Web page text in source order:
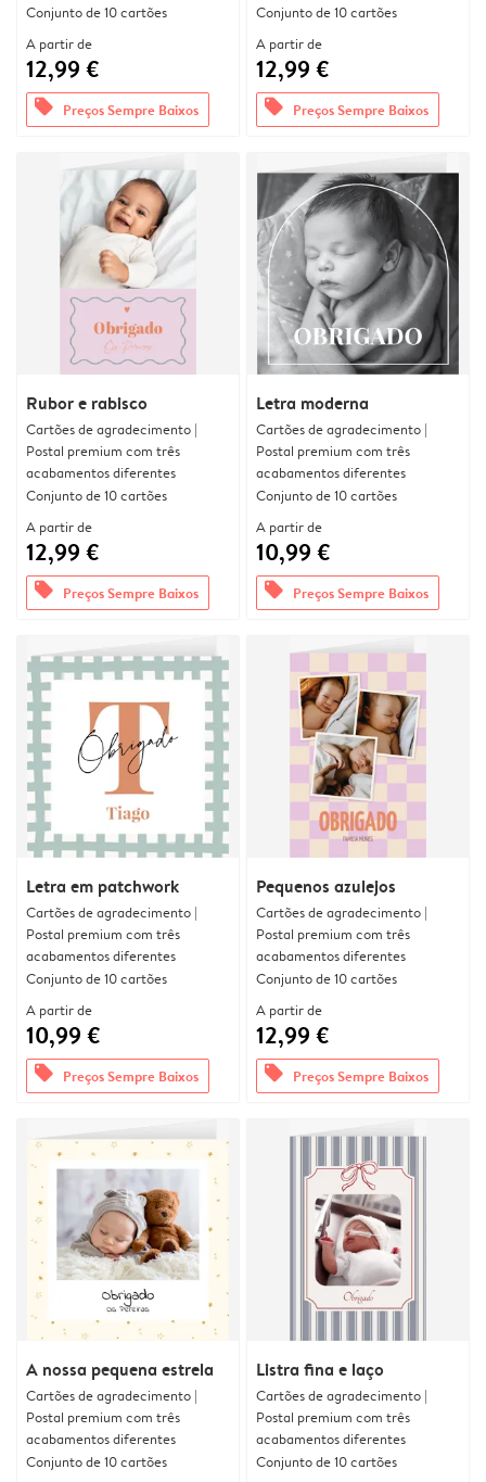
Conjunto de 10 cartões
A partir de
12,99 €
offers Preços Sempre Baixos
Conjunto de 10 cartões
A partir de
12,99 €
offers Preços Sempre Baixos
Rubor e rabisco
Cartões de agradecimento |
Postal premium com três
acabamentos diferentes
Conjunto de 10 cartões
A partir de
12,99 €
offers Preços Sempre Baixos
Letra moderna
Cartões de agradecimento |
Postal premium com três
acabamentos diferentes
Conjunto de 10 cartões
A partir de
10,99 €
offers Preços Sempre Baixos
Letra em patchwork
Cartões de agradecimento |
Postal premium com três
acabamentos diferentes
Conjunto de 10 cartões
A partir de
10,99 €
offers Preços Sempre Baixos
Pequenos azulejos
Cartões de agradecimento |
Postal premium com três
acabamentos diferentes
Conjunto de 10 cartões
A partir de
12,99 €
offers Preços Sempre Baixos
A nossa pequena estrela
Cartões de agradecimento |
Postal premium com três
acabamentos diferentes
Conjunto de 10 cartões
Listra fina e laço
Cartões de agradecimento |
Postal premium com três
acabamentos diferentes
Conjunto de 10 cartões